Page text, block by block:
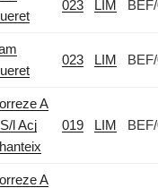
023 LIM
023 LIM
A
l Acj
019 LIM
A